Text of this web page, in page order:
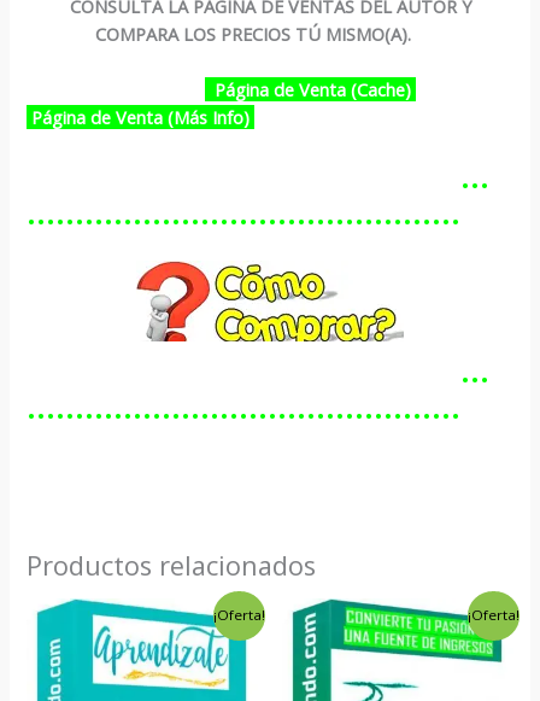
CONSULTA LA PÁGINA DE VENTAS DEL AUTOR Y
COMPARA LOS PRECIOS TÚ MISMO(A).
Página de Venta (Cache)
Página de Venta (Más Info)
…………………………………………
………………………………………
…………………………………………
………………………………………
Productos relacionados
¡Oferta!
El
precio
original
era:
$97.00.
El
precio
actual
es:
$6.00.
¡Oferta!
El
precio
original
$147.00.
El
precio
actual
$9.00.